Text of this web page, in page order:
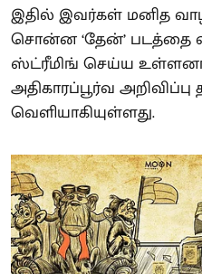
இதில் இவர்கள் மனித
சொன்ன ‘தேன்’ படத்தை
ஸ்ட்ரீமிங் செய்ய உள்ளனர்.
அதிகாரப்பூர்வ
வெளியாகியுள்ளது.